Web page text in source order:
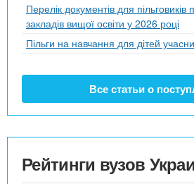
Перелік документів для пільговиків
закладів вищої освіти у 2026 році
Пільги на навчання для дітей
Все статьи о
Рейтинги вузов